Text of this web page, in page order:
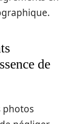
de
photos